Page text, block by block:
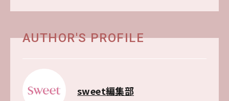
AUTHOR'S PROFILE
sweet編集部